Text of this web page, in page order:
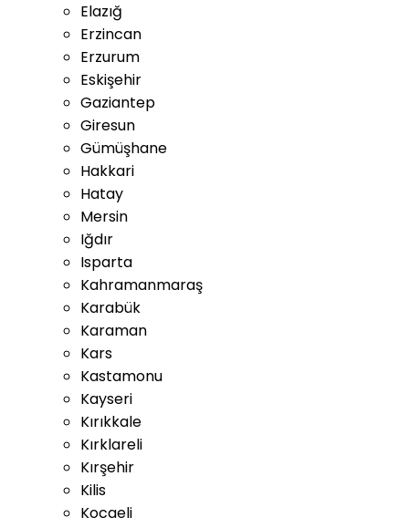
Elazığ
Erzincan
Erzurum
Eskişehir
Gaziantep
Giresun
Gümüşhane
Hakkari
Hatay
Mersin
Iğdır
Isparta
Kahramanmaraş
Karabük
Karaman
Kars
Kastamonu
Kayseri
Kırıkkale
Kırklareli
Kırşehir
Kilis
Kocaeli